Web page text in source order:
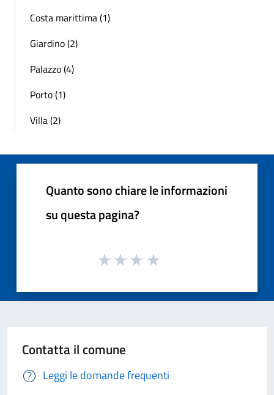
Costa marittima (1)
Giardino (2)
Palazzo (4)
Porto (1)
Villa (2)
Quanto sono chiare le informazioni
su questa pagina?
Contatta il comune
Leggi le domande frequenti